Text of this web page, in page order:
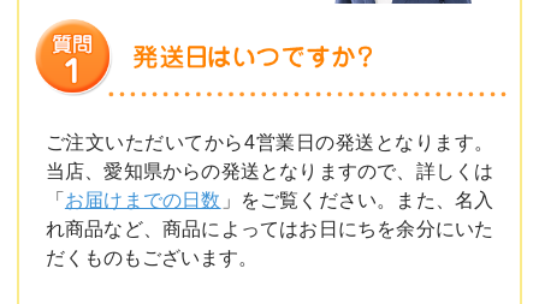
ご注文いただいてから4営業日の発送となります。
当店、愛知県からの発送となりますので、詳しくは
「 お届けまでの日数 」をご覧ください。また、名入
れ商品など、商品によってはお日にちを余分にいた
だくものもございます。